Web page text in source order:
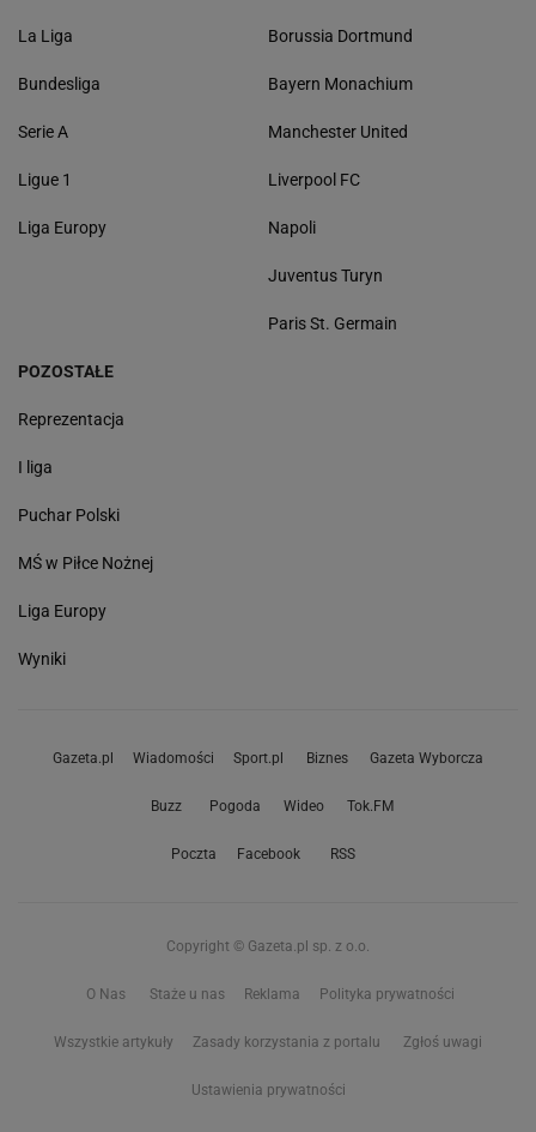
La Liga
Bundesliga
Serie A
Ligue 1
Liga Europy
Borussia Dortmund
Bayern Monachium
Manchester United
Liverpool FC
Napoli
Juventus Turyn
Paris St. Germain
POZOSTAŁE
Reprezentacja
I liga
Puchar Polski
MŚ w Piłce Nożnej
Liga Europy
Wyniki
Gazeta.pl Wiadomości Sport.pl Biznes Gazeta Wyborcza
Buzz Pogoda Wideo Tok.FM
Poczta Facebook RSS
Copyright © Gazeta.pl sp. z o.o.
O Nas Staże u nas Reklama Polityka prywatności
Wszystkie artykuły Zasady korzystania z portalu Zgłoś uwagi
Ustawienia prywatności